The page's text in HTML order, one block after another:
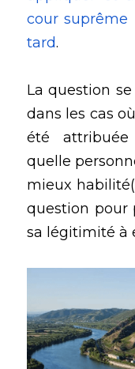
cour suprême
tard.
La question
dans les cas
été
quelle
mieux
question pour
sa légitimité à